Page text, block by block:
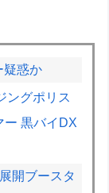
疑惑か
ングポリス
ー 黒バイDX
開ブースタ